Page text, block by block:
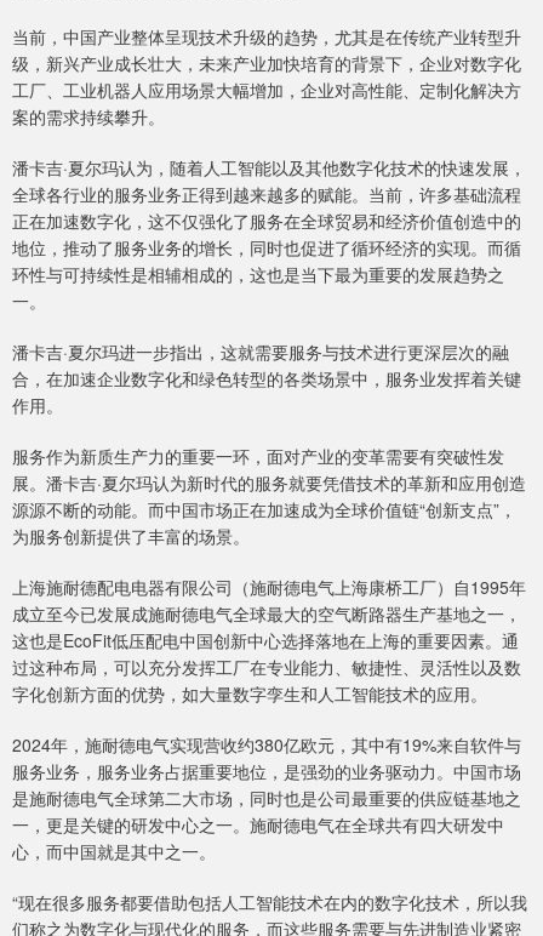
当前，中国产业整体呈现技术升级的趋势，尤其是在传统产业转型升
级，新兴产业成长壮大，未来产业加快培育的背景下，企业对数字化
工厂、工业机器人应用场景大幅增加，企业对高性能、定制化解决方
案的需求持续攀升。
潘卡吉·夏尔玛认为，随着人工智能以及其他数字化技术的快速发展，
全球各行业的服务业务正得到越来越多的赋能。当前，许多基础流程
正在加速数字化，这不仅强化了服务在全球贸易和经济价值创造中的
地位，推动了服务业务的增长，同时也促进了循环经济的实现。而循
环性与可持续性是相辅相成的，这也是当下最为重要的发展趋势之
一。
潘卡吉·夏尔玛进一步指出，这就需要服务与技术进行更深层次的融
合，在加速企业数字化和绿色转型的各类场景中，服务业发挥着关键
作用。
服务作为新质生产力的重要一环，面对产业的变革需要有突破性发
展。潘卡吉·夏尔玛认为新时代的服务就要凭借技术的革新和应用创造
源源不断的动能。而中国市场正在加速成为全球价值链“创新支点”，
为服务创新提供了丰富的场景。
上海施耐德配电电器有限公司（施耐德电气上海康桥工厂）自1995年
成立至今已发展成施耐德电气全球最大的空气断路器生产基地之一，
这也是EcoFit低压配电中国创新中心选择落地在上海的重要因素。通
过这种布局，可以充分发挥工厂在专业能力、敏捷性、灵活性以及数
字化创新方面的优势，如大量数字孪生和人工智能技术的应用。
2024年，施耐德电气实现营收约380亿欧元，其中有19%来自软件与
服务业务，服务业务占据重要地位，是强劲的业务驱动力。中国市场
是施耐德电气全球第二大市场，同时也是公司最重要的供应链基地之
一，更是关键的研发中心之一。施耐德电气在全球共有四大研发中
心，而中国就是其中之一。
“现在很多服务都要借助包括人工智能技术在内的数字化技术，所以我
们称之为数字化与现代化的服务，而这些服务需要与先进制造业紧密